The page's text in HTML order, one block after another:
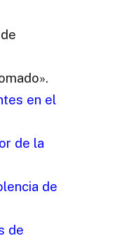
en el
de la
de
de